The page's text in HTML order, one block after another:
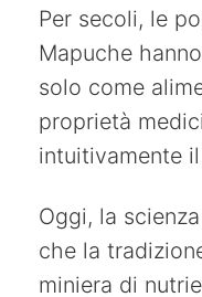
Per secoli, le
Mapuche
solo come
proprietà
intuitivamente
Oggi, la
che la
miniera di